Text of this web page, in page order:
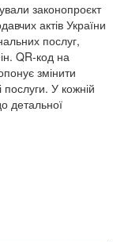
законопроєкт
актів України
послуг,
QR-код на
змінити
У кожній
детальної